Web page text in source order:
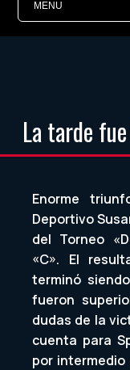
La tarde
Enorme
Deportivo
del Torneo
«C». El
terminó
fueron
dudas de la
cuenta para
por intermedio